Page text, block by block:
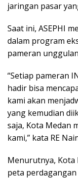
jaringan pasar
Saat ini, ASEPHI
dalam program
pameran
“Setiap pameran
hadir bisa
kami akan
yang kemudian
saja, Kota Medan
kami,” kata RE
Menurutnya, Kota
peta perdagangan